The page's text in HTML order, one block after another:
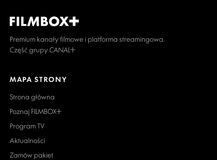
Premium kanały filmowe i platforma streamingowa.
Część grupy CANAL+
MAPA STRONY
Strona główna
Poznaj FILMBOX+
Program TV
Aktualności
Zamów pakiet